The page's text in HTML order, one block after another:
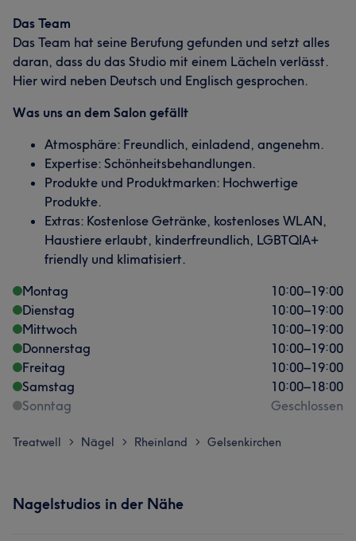
Das Team
Das Team hat seine Berufung gefunden und setzt alles
daran, dass du das Studio mit einem Lächeln verlässt.
Hier wird neben Deutsch und Englisch gesprochen.
Was uns an dem Salon gefällt
Atmosphäre: Freundlich, einladend, angenehm.
Expertise: Schönheitsbehandlungen.
Produkte und Produktmarken: Hochwertige
Produkte.
Extras: Kostenlose Getränke, kostenloses WLAN,
Haustiere erlaubt, kinderfreundlich, LGBTQIA+
friendly und klimatisiert.
Montag
10:00–19:00
Dienstag
10:00–19:00
Mittwoch
10:00–19:00
Donnerstag
10:00–19:00
Freitag
10:00–19:00
Samstag
10:00–18:00
Sonntag
Geschlossen
Treatwell > Nägel > Rheinland > Gelsenkirchen
Nagelstudios in der Nähe